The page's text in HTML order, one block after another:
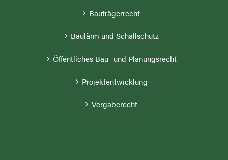
Bauträgerrecht
Baulärm und Schallschutz
Öffentliches Bau- und Planungsrecht
Projektentwicklung
Vergaberecht